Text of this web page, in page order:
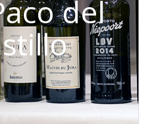
del